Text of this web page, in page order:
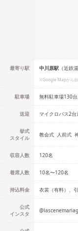
最寄り駅 中川原駅 （近鉄
※Google Mapから自
駐車場 無料駐車場130台
送迎 マイクロバス2台
挙式
スタイル
教会式 人前式
収容人数 120名
着席人数 10名〜120名
持込料金 衣裳（有料）、
公式
インスタ
@